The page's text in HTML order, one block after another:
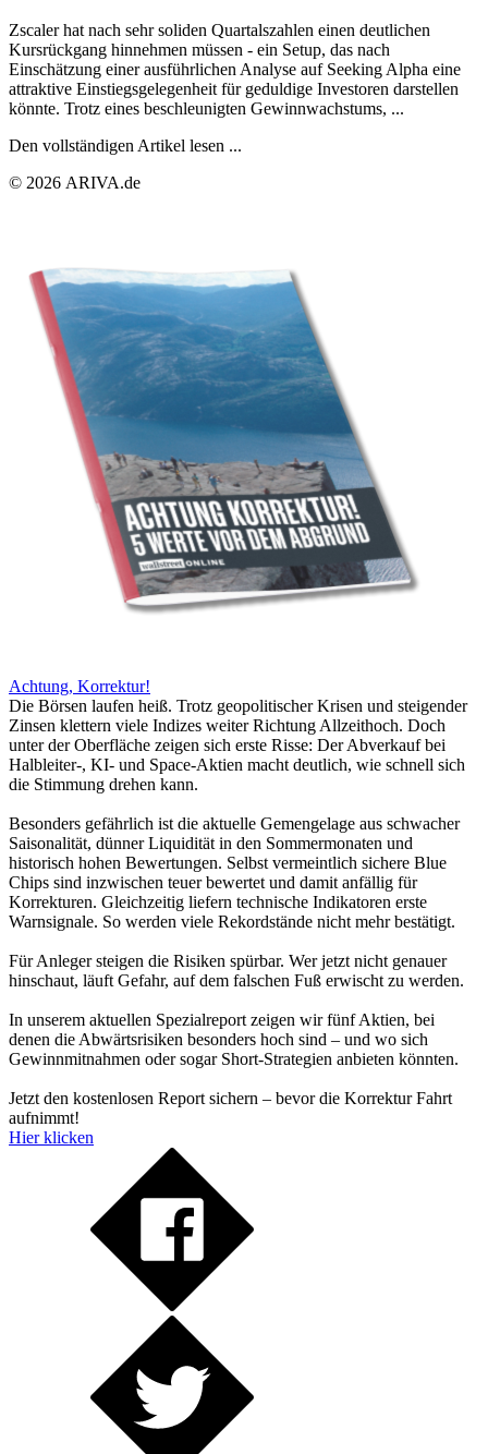
Zscaler hat nach sehr soliden Quartalszahlen einen deutlichen
Kursrückgang hinnehmen müssen - ein Setup, das nach
Einschätzung einer ausführlichen Analyse auf Seeking Alpha eine
attraktive Einstiegsgelegenheit für geduldige Investoren darstellen
könnte. Trotz eines beschleunigten Gewinnwachstums, ...
Den vollständigen Artikel lesen ...
© 2026 ARIVA.de
Achtung, Korrektur!
Die Börsen laufen heiß. Trotz geopolitischer Krisen und steigender
Zinsen klettern viele Indizes weiter Richtung Allzeithoch. Doch
unter der Oberfläche zeigen sich erste Risse: Der Abverkauf bei
Halbleiter-, KI- und Space-Aktien macht deutlich, wie schnell sich
die Stimmung drehen kann.
Besonders gefährlich ist die aktuelle Gemengelage aus schwacher
Saisonalität, dünner Liquidität in den Sommermonaten und
historisch hohen Bewertungen. Selbst vermeintlich sichere Blue
Chips sind inzwischen teuer bewertet und damit anfällig für
Korrekturen. Gleichzeitig liefern technische Indikatoren erste
Warnsignale. So werden viele Rekordstände nicht mehr bestätigt.
Für Anleger steigen die Risiken spürbar. Wer jetzt nicht genauer
hinschaut, läuft Gefahr, auf dem falschen Fuß erwischt zu werden.
In unserem aktuellen Spezialreport zeigen wir fünf Aktien, bei
denen die Abwärtsrisiken besonders hoch sind – und wo sich
Gewinnmitnahmen oder sogar Short-Strategien anbieten könnten.
Jetzt den kostenlosen Report sichern – bevor die Korrektur Fahrt
aufnimmt!
Hier klicken